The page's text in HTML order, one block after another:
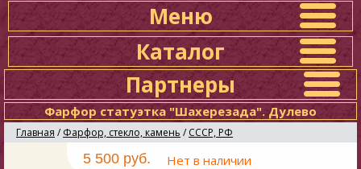
Меню
Каталог
Партнеры
Фарфор статуэтка "Шахерезада". Дулево
Главная / Фарфор, стекло, камень / СССР, РФ
5 500 руб. Нет в наличии